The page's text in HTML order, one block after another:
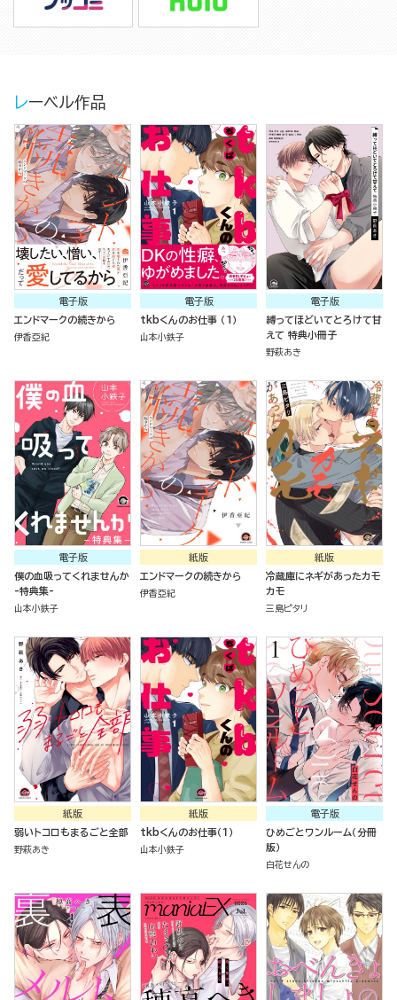
レーベル作品
電子版
エンドマークの続きから
伊香亞紀
電子版
tkbくんのお仕事 （1）
山本小鉄子
電子版
縛ってほどいてとろけて甘
えて 特典小冊子
野萩あき
電子版
僕の血吸ってくれませんか
-特典集-
山本小鉄子
紙版
エンドマークの続きから
伊香亞紀
紙版
冷蔵庫にネギがあったカモ
カモ
三島ピタリ
紙版
弱いトコロもまるごと全部
野萩あき
紙版
tkbくんのお仕事（１）
山本小鉄子
電子版
ひめごとワンルーム（分冊
版）
白花せんの